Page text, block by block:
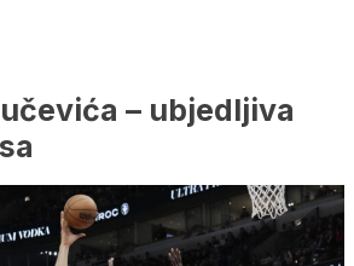
– ubjedljiva